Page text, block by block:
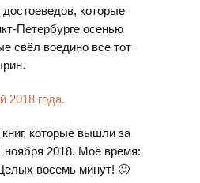
которые
Петербурге осенью
свёл воедино все тот
2018 года.
которые вышли за
ноября 2018. Моё время:
восемь минут! 🙂